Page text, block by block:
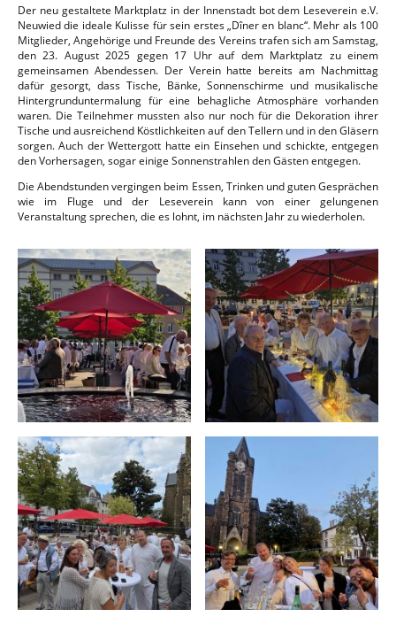
Der neu gestaltete Marktplatz in der Innenstadt bot dem Leseverein e.V.
Neuwied die ideale Kulisse für sein erstes „Dîner en blanc“. Mehr als 100
Mitglieder, Angehörige und Freunde des Vereins trafen sich am Samstag,
den 23. August 2025 gegen 17 Uhr auf dem Marktplatz zu einem
gemeinsamen Abendessen. Der Verein hatte bereits am Nachmittag
dafür gesorgt, dass Tische, Bänke, Sonnenschirme und musikalische
Hintergrunduntermalung für eine behagliche Atmosphäre vorhanden
waren. Die Teilnehmer mussten also nur noch für die Dekoration ihrer
Tische und ausreichend Köstlichkeiten auf den Tellern und in den Gläsern
sorgen. Auch der Wettergott hatte ein Einsehen und schickte, entgegen
den Vorhersagen, sogar einige Sonnenstrahlen den Gästen entgegen.
Die Abendstunden vergingen beim Essen, Trinken und guten Gesprächen
wie im Fluge und der Leseverein kann von einer gelungenen
Veranstaltung sprechen, die es lohnt, im nächsten Jahr zu wiederholen.